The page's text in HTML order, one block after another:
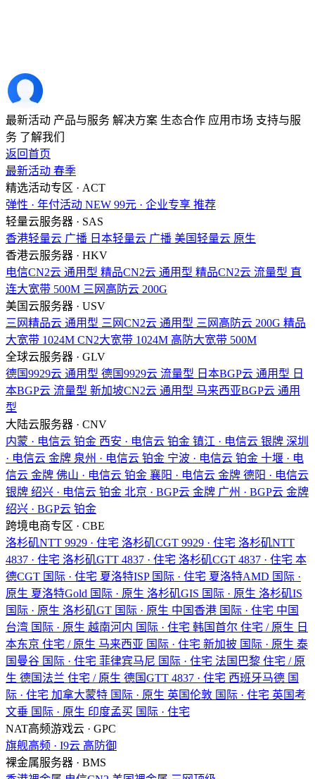
最新活动 产品与服务 解决方案 生态合作 应用市场 支持与服
务 了解我们
返回首页
最新活动 春季
精选活动专区 · ACT
弹性 · 年付活动 NEW 99元 · 企业专享 推荐
轻量云服务器 · SAS
香港轻量云 广播 日本轻量云 广播 美国轻量云 原生
香港云服务器 · HKV
电信CN2云 通用型 精品CN2云 通用型 精品CN2云 流量型 直
连大宽带 500M 三网高防云 200G
美国云服务器 · USV
三网精品云 通用型 三网CN2云 通用型 三网高防云 200G 精品
大宽带 1024M CN2大宽带 1024M 高防大宽带 500M
全球云服务器 · GLV
德国9929云 通用型 德国9929云 流量型 日本BGP云 通用型 日
本BGP云 流量型 新加坡CN2云 通用型 马来西亚BGP云 通用
型
大陆云服务器 · CNV
内蒙 · 电信云 铂金 西安 · 电信云 铂金 镇江 · 电信云 银牌 深圳
· 电信云 金牌 泉州 · 电信云 铂金 宁波 · 电信云 铂金 十堰 · 电
信云 金牌 佛山 · 电信云 铂金 襄阳 · 电信云 金牌 德阳 · 电信云
银牌 绍兴 · 电信云 铂金 北京 · BGP云 金牌 广州 · BGP云 金牌
绍兴 · BGP云 铂金
跨境电商专区 · CBE
洛杉矶NTT 9929 · 住宅 洛杉矶CGT 9929 · 住宅 洛杉矶NTT
4837 · 住宅 洛杉矶GTT 4837 · 住宅 洛杉矶CGT 4837 · 住宅 本
德CGT 国际 · 住宅 夏洛特ISP 国际 · 住宅 夏洛特AMD 国际 ·
原生 夏洛特Gold 国际 · 原生 洛杉矶GIS 国际 · 原生 洛杉矶IS
国际 · 原生 洛杉矶GT 国际 · 原生 中国香港 国际 · 住宅 中国
台湾 国际 · 原生 越南河内 国际 · 住宅 韩国首尔 住宅 / 原生 日
本东京 住宅 / 原生 马来西亚 国际 · 住宅 新加披 国际 · 原生 泰
国曼谷 国际 · 住宅 菲律宾马尼 国际 · 住宅 法国巴黎 住宅 / 原
生 德国法兰 住宅 / 原生 德国GTT 4837 · 住宅 西班牙马德 国
际 · 住宅 加拿大蒙特 国际 · 原生 英国伦敦 国际 · 住宅 英国考
文垂 国际 · 原生 印度孟买 国际 · 住宅
NAT高频游戏云 · GPC
旗舰高频 · I9云 高防御
裸金属服务器 · BMS